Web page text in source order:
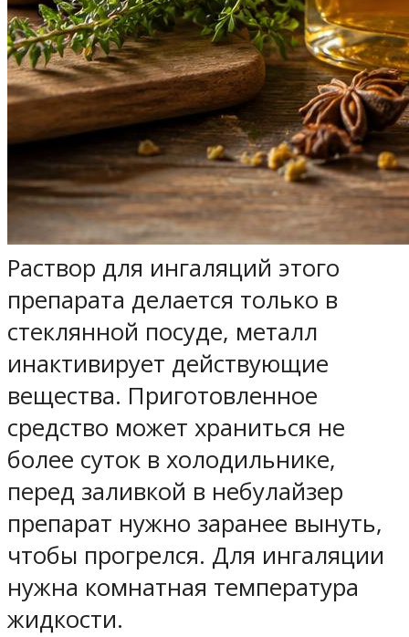
Раствор для ингаляций этого
препарата делается только в
стеклянной посуде, металл
инактивирует действующие
вещества. Приготовленное
средство может храниться не
более суток в холодильнике,
перед заливкой в небулайзер
препарат нужно заранее вынуть,
чтобы прогрелся. Для ингаляции
нужна комнатная температура
жидкости.